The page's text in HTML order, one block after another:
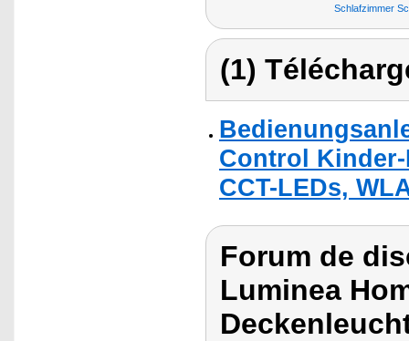
Schlafzimmer
(1)
Control
CCT-LEDs,
Forum de
Luminea